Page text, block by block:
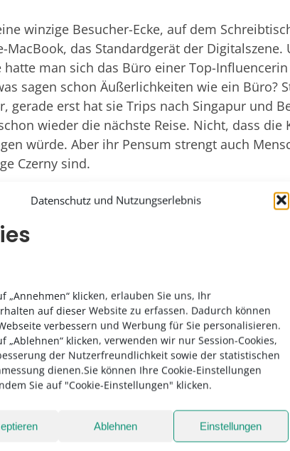
Datenschutz und Nutzungserlebnis
„Annehmen“ klicken, erlauben Sie uns, Ihr
auf dieser Website zu erfassen. Dadurch können
verbessern und Werbung für Sie personalisieren.
„Ablehnen“ klicken, verwenden wir nur Session-Cookies,
der Nutzerfreundlichkeit sowie der statistischen
dienen.Sie können Ihre Cookie-Einstellungen
Sie auf "Cookie-Einstellungen" klicken.
Ablehnen Einstellungen
winzige Besucher-Ecke, auf dem
das Standardgerät der Digitalszene.
man sich das Büro einer Top-
sagen schon Äußerlichkeiten wie ein Büro?
gerade erst hat sie Trips nach Singapur und
wieder die nächste Reise. Nicht, dass die
würde. Aber ihr Pensum strengt auch
Czerny sind.